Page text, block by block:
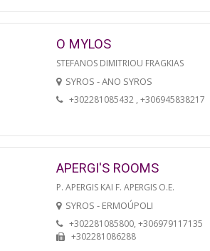
O MYLOS
STEFANOS DIMITRIOU FRAGKIAS
SYROS - ANO SYROS
+302281085432 , +306945838217
APERGI'S ROOMS
P. APERGIS KAI F. APERGIS O.E.
SYROS - ERMOÚPOLI
+302281085800, +306979117135
+302281086288